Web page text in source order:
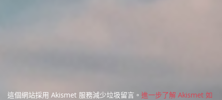
這個網站採用 Akismet 服務減少垃圾留言。 進一步了解 Akismet 如